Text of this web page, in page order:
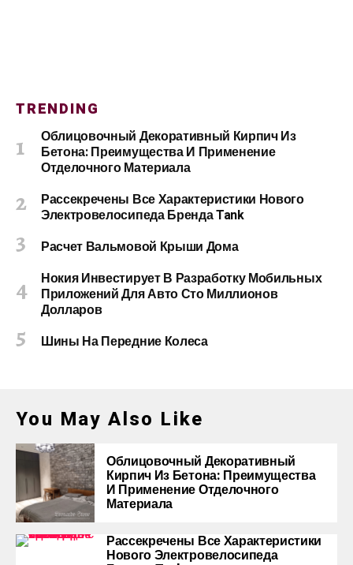
TRENDING
Облицовочный Декоративный Кирпич Из
Бетона: Преимущества И Применение
Отделочного Материала
Рассекречены Все Характеристики Нового
Электровелосипеда Бренда Tank
Расчет Вальмовой Крыши Дома
Нокия Инвестирует В Разработку Мобильных
Приложений Для Авто Сто Миллионов
Долларов
Шины На Передние Колеса
You May Also Like
Облицовочный Декоративный
Кирпич Из Бетона: Преимущества
И Применение Отделочного
Материала
Рассекречены Все Характеристики
Нового Электровелосипеда